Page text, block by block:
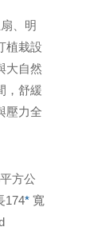
、明
植栽設
大自然
，舒緩
壓力全
方公
174* 寬